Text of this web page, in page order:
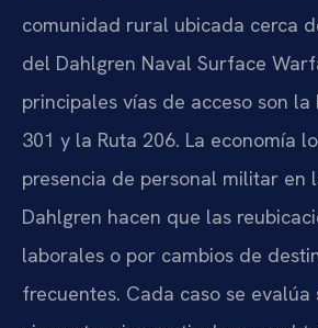
comunidad rural ubicada cerca
del Dahlgren Naval Surface
principales vías de acceso son la
301 y la Ruta 206. La economía
presencia de personal militar en
Dahlgren hacen que las
laborales o por cambios de
frecuentes. Cada caso se evalúa